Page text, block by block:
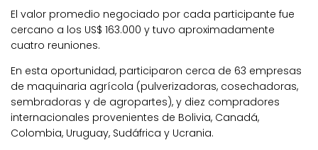
El valor promedio negociado por cada participante fue
cercano a los US$ 163.000 y tuvo aproximadamente
cuatro reuniones.
En esta oportunidad, participaron cerca de 63 empresas
de maquinaria agrícola (pulverizadoras, cosechadoras,
sembradoras y de agropartes), y diez compradores
internacionales provenientes de Bolivia, Canadá,
Colombia, Uruguay, Sudáfrica y Ucrania.